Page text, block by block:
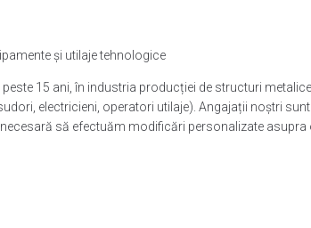
și utilaje tehnologice
peste 15 ani, în industria producției de structuri
electricieni, operatori utilaje). Angajații noștri
să efectuăm modificări personalizate